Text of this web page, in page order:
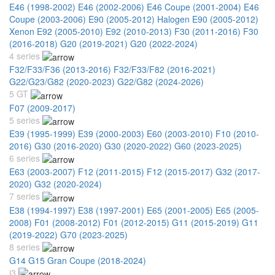
E46 (1998-2002) E46 (2002-2006) E46 Coupe (2001-2004) E46
Coupe (2003-2006) E90 (2005-2012) Halogen E90 (2005-2012)
Xenon E92 (2005-2010) E92 (2010-2013) F30 (2011-2016) F30
(2016-2018) G20 (2019-2021) G20 (2022-2024)
4 series
F32/F33/F36 (2013-2016) F32/F33/F82 (2016-2021)
G22/G23/G82 (2020-2023) G22/G82 (2024-2026)
5 GT
F07 (2009-2017)
5 series
E39 (1995-1999) E39 (2000-2003) E60 (2003-2010) F10 (2010-
2016) G30 (2016-2020) G30 (2020-2022) G60 (2023-2025)
6 series
E63 (2003-2007) F12 (2011-2015) F12 (2015-2017) G32 (2017-
2020) G32 (2020-2024)
7 series
E38 (1994-1997) E38 (1997-2001) E65 (2001-2005) E65 (2005-
2008) F01 (2008-2012) F01 (2012-2015) G11 (2015-2019) G11
(2019-2022) G70 (2023-2025)
8 series
G14 G15 Gran Coupe (2018-2024)